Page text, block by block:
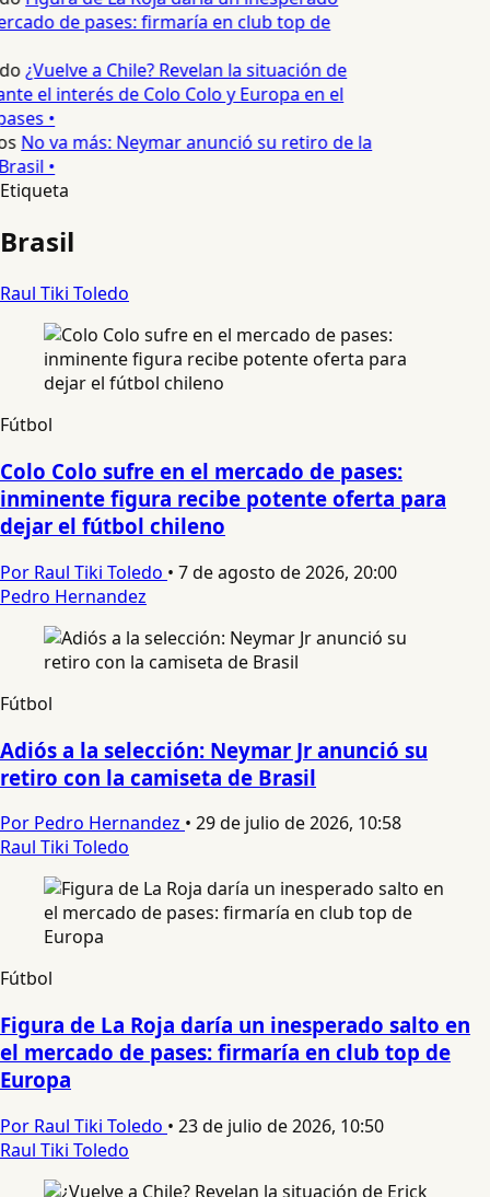
de pases: firmaría en club top de
¿Vuelve a Chile? Revelan la situación de
el interés de Colo Colo y Europa en el
•
No va más: Neymar anunció su retiro de la
•
Etiqueta
Brasil
Raul Tiki Toledo
Fútbol
Colo Colo sufre en el mercado de pases:
inminente figura recibe potente oferta para
dejar el fútbol chileno
Por Raul Tiki Toledo • 7 de agosto de 2026, 20:00
Pedro Hernandez
Fútbol
Adiós a la selección: Neymar Jr anunció su
retiro con la camiseta de Brasil
Por Pedro Hernandez • 29 de julio de 2026, 10:58
Raul Tiki Toledo
Fútbol
Figura de La Roja daría un inesperado salto en
el mercado de pases: firmaría en club top de
Europa
Por Raul Tiki Toledo • 23 de julio de 2026, 10:50
Raul Tiki Toledo